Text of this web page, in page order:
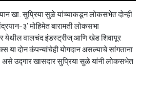
खा. सुप्रिया सुळे यांच्याकडून लोकसभेत दोन्ही
३' मोहिमेत बारामती लोकसभा
येथील वालचंद इंडस्ट्रीज् आणि खेड शिवापूर
या दोन कंपन्यांचेही योगदान असल्याचे सांगताना
असे उद्गार खासदार सुप्रिया सुळे यांनी लोकसभेत